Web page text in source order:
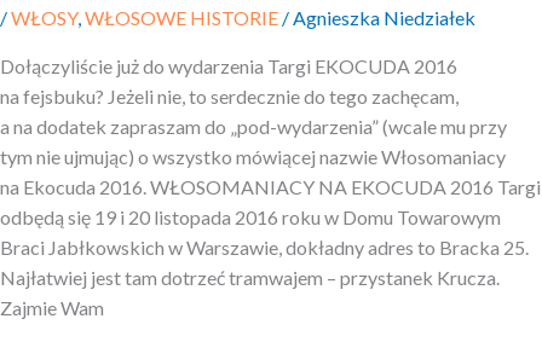
/WŁOSY,WŁOSOWE HISTORIE /Agnieszka Niedziałek
Dołączyliście już do wydarzenia Targi EKOCUDA 2016
na fejsbuku? Jeżeli nie, to serdecznie do tego zachęcam,
a na dodatek zapraszam do „pod-wydarzenia” (wcale mu przy
tym nie ujmując) o wszystko mówiącej nazwie Włosomaniacy
na Ekocuda 2016. WŁOSOMANIACY NA EKOCUDA 2016 Targi
odbędą się 19 i 20 listopada 2016 roku w Domu Towarowym
Braci Jabłkowskich w Warszawie, dokładny adres to Bracka 25.
Najłatwiej jest tam dotrzeć tramwajem – przystanek Krucza.
Zajmie Wam